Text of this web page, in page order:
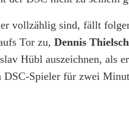
vollzählig sind, fällt
Tor zu, Dennis Thielsch
Hübl auszeichnen, als
DSC-Spieler für zwei